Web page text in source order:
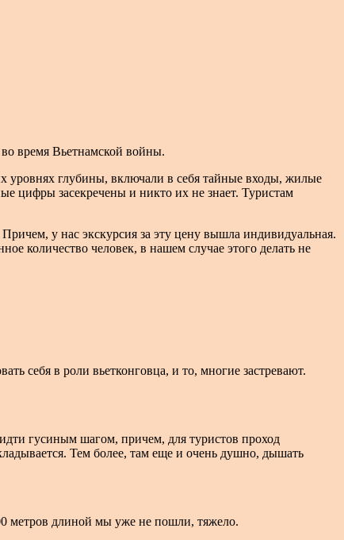
время Вьетнамской войны.
уровнях глубины, включали в себя тайные входы, жилые
цифры засекречены и никто их не знает. Туристам
у нас экскурсия за эту цену вышла индивидуальная.
количество человек, в нашем случае этого делать не
себя в роли вьетконговца, и то, многие застревают.
гусиным шагом, причем, для туристов проход
Тем более, там еще и очень душно, дышать
метров длиной мы уже не пошли, тяжело.